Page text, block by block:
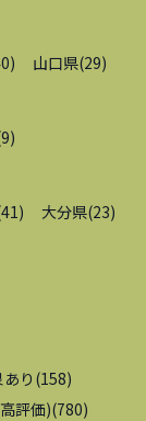
) 山口県(29)
9)
41 ) 大分県(23)
り (158)
評価)(780)